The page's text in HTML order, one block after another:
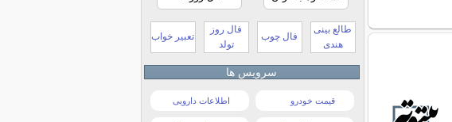
طالع بینی
هندی
فال چوب
فال روز
تولد
تعبیر خواب
سرویس ها
قیمت خودرو اطلاعات دارویی